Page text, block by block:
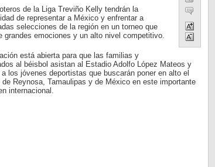
de la Liga Treviño Kelly tendrán la
de representar a México y enfrentar a
selecciones de la región en un torneo que
grandes emociones y un alto nivel competitivo.
está abierta para que las familias y
al béisbol asistan al Estadio Adolfo López Mateos y
los jóvenes deportistas que buscarán poner en alto el
de Reynosa, Tamaulipas y de México en este importante
internacional.